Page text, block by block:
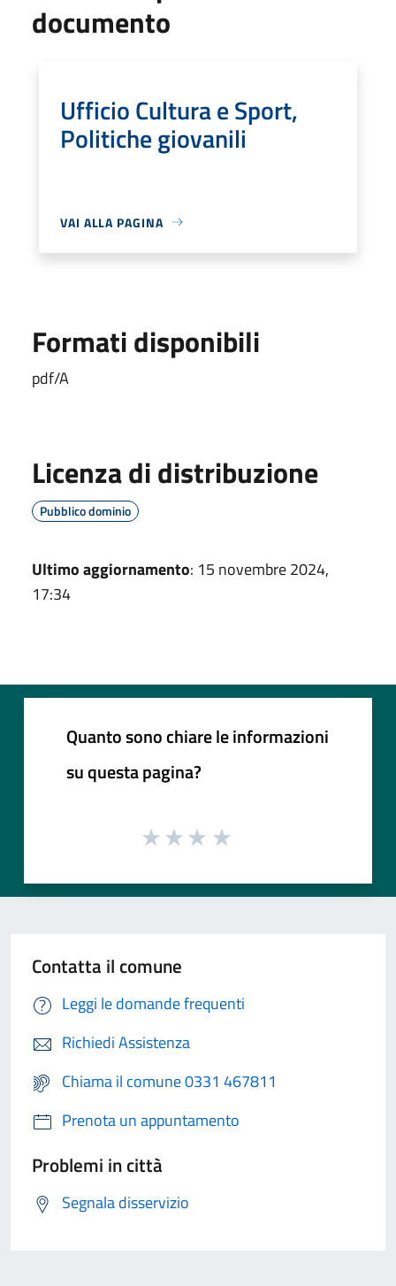
documento
Ufficio Cultura e Sport,
Politiche giovanili
VAI ALLA PAGINA
Formati disponibili
pdf/A
Licenza di distribuzione
Pubblico dominio
Ultimo aggiornamento: 15 novembre 2024,
17:34
Quanto sono chiare le informazioni
su questa pagina?
Contatta il comune
Leggi le domande frequenti
Richiedi Assistenza
Chiama il comune 0331 467811
Prenota un appuntamento
Problemi in città
Segnala disservizio